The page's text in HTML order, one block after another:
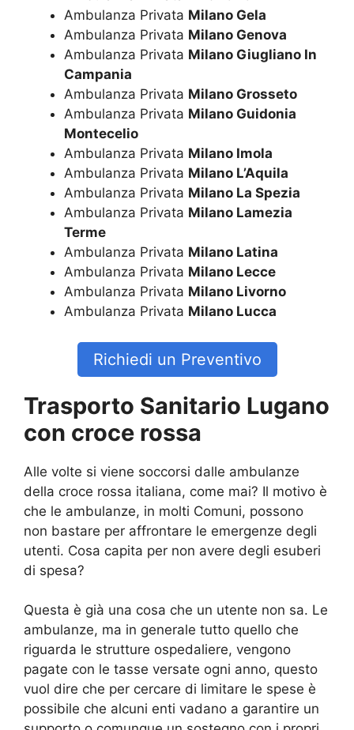
Ambulanza Privata Milano Gela
Ambulanza Privata Milano Genova
Ambulanza Privata Milano Giugliano In
Campania
Ambulanza Privata Milano Grosseto
Ambulanza Privata Milano Guidonia
Montecelio
Ambulanza Privata Milano Imola
Ambulanza Privata Milano L’Aquila
Ambulanza Privata Milano La Spezia
Ambulanza Privata Milano Lamezia
Terme
Ambulanza Privata Milano Latina
Ambulanza Privata Milano Lecce
Ambulanza Privata Milano Livorno
Ambulanza Privata Milano Lucca
Richiedi un Preventivo
Trasporto Sanitario Lugano
con croce rossa
Alle volte si viene soccorsi dalle ambulanze
della croce rossa italiana, come mai? Il motivo è
che le ambulanze, in molti Comuni, possono
non bastare per affrontare le emergenze degli
utenti. Cosa capita per non avere degli esuberi
di spesa?
Questa è già una cosa che un utente non sa. Le
ambulanze, ma in generale tutto quello che
riguarda le strutture ospedaliere, vengono
pagate con le tasse versate ogni anno, questo
vuol dire che per cercare di limitare le spese è
possibile che alcuni enti vadano a garantire un